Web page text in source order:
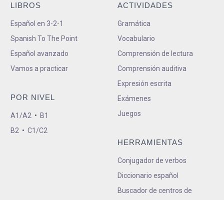
LIBROS
Español en 3-2-1
Spanish To The Point
Español avanzado
Vamos a practicar
POR NIVEL
A1/A2 • B1
B2 • C1/C2
ACTIVIDADES
Gramática
Vocabulario
Comprensión de lectura
Comprensión auditiva
Expresión escrita
Exámenes
Juegos
HERRAMIENTAS
Conjugador de verbos
Diccionario español
Buscador de centros de